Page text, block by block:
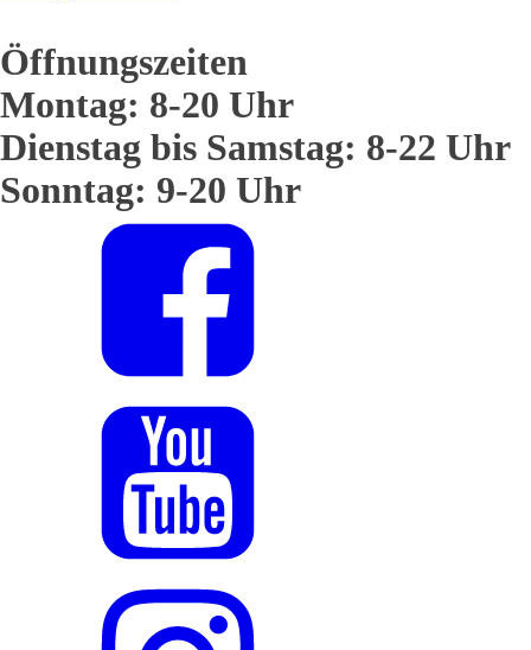
Öffnungszeiten
Montag: 8-20 Uhr
Dienstag bis Samstag: 8-22 Uhr
Sonntag: 9-20 Uhr